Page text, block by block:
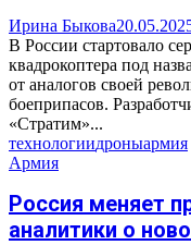
Ирина Быкова
В России стартовало
квадрокоптера под
от аналогов своей
боеприпасов.
«Стратим»...
технологиидроныармия
Армия
Россия меняет
аналитики о